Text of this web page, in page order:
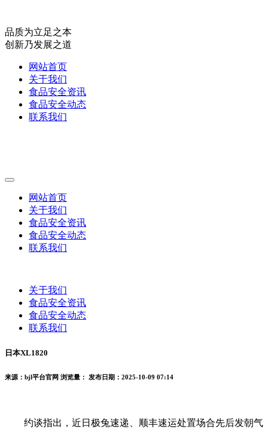
品质为立足之本
创新乃发展之道
网站首页
关于我们
食品安全资讯
食品安全动态
联系我们
网站首页
关于我们
食品安全资讯
食品安全动态
联系我们
关于我们
食品安全资讯
食品安全动态
联系我们
日本XL1820
来源：bjl平台官网 浏览量： 发布日期：2025-10-09 07:14
约谈指出，近日极兔速递、顺丰速运处置场合先后发朝气